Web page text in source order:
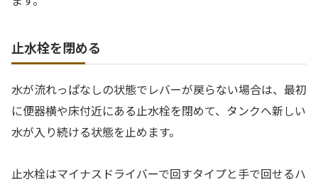
止水栓を閉める
水が流れっぱなしの状態でレバーが戻らない場合は、最初
に便器横や床付近にある止水栓を閉めて、タンクへ新しい
水が入り続ける状態を止めます。
止水栓はマイナスドライバーで回すタイプと手で回せるハ